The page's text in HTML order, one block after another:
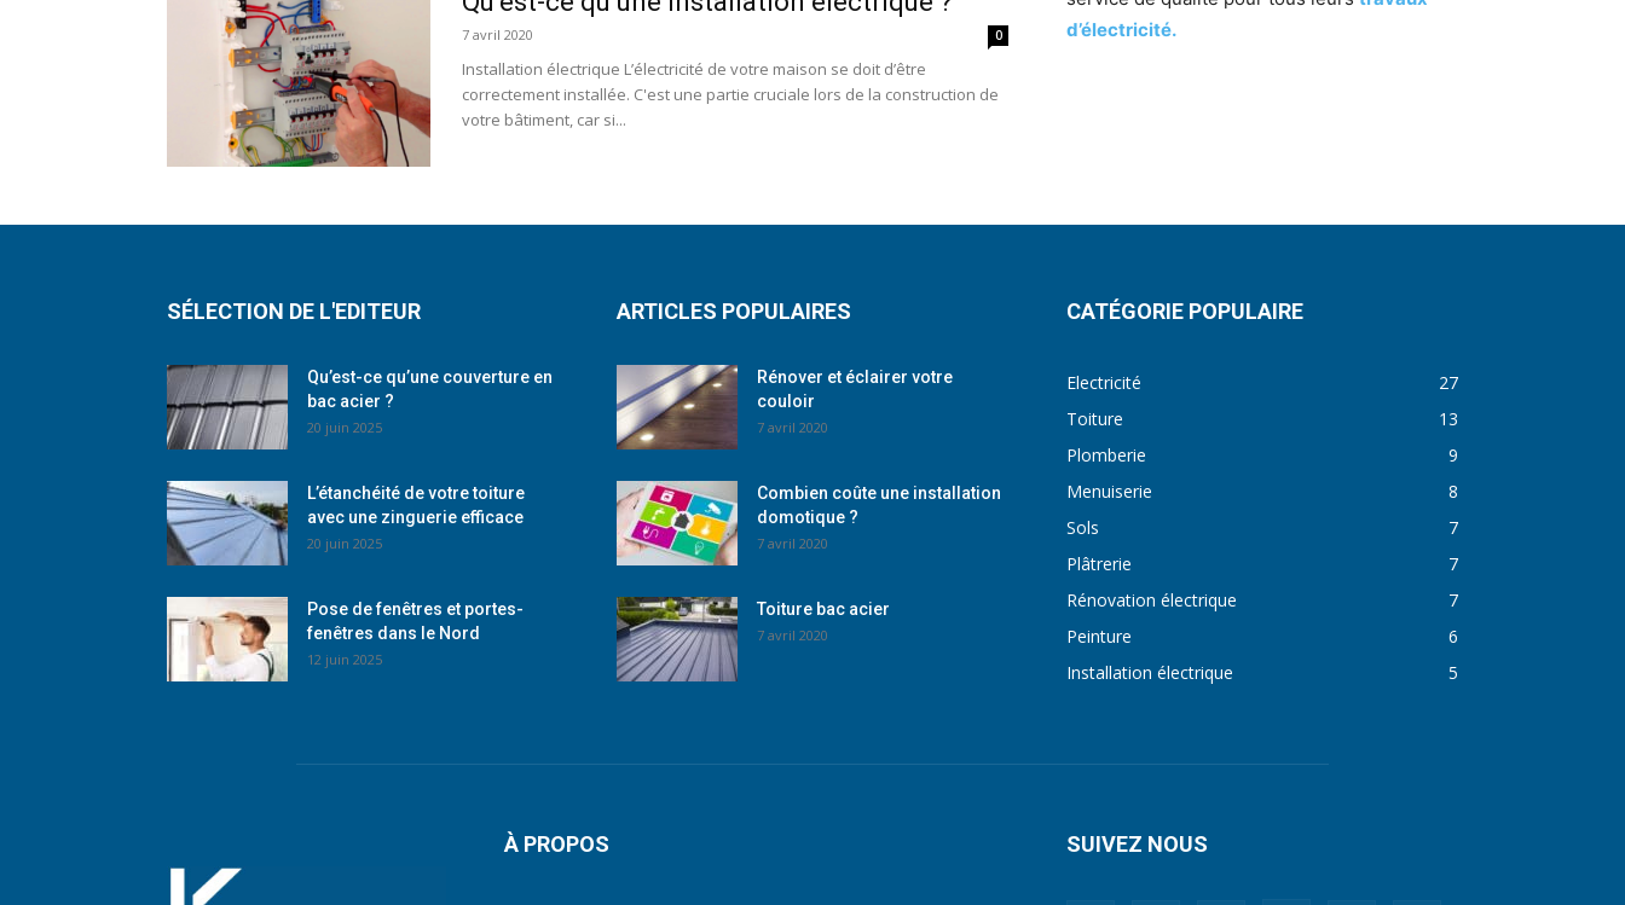
7 avril 2020 0
Installation électrique L’électricité de votre maison se doit d’être
correctement installée. C'est une partie cruciale lors de la construction de
votre bâtiment, car si...
d’électricité.
SÉLECTION DE L'EDITEUR
Qu’est-ce qu’une couverture en
bac acier ?
20 juin 2025
L’étanchéité de votre toiture
avec une zinguerie efficace
20 juin 2025
Pose de fenêtres et portes-
fenêtres dans le Nord
12 juin 2025
ARTICLES POPULAIRES
Rénover et éclairer votre
couloir
7 avril 2020
Combien coûte une installation
domotique ?
7 avril 2020
Toiture bac acier
7 avril 2020
CATÉGORIE POPULAIRE
Electricité
27
Toiture
13
Plomberie
9
Menuiserie
8
Sols
7
Plâtrerie
7
Rénovation électrique
7
Peinture
6
Installation électrique
5
À PROPOS SUIVEZ NOUS